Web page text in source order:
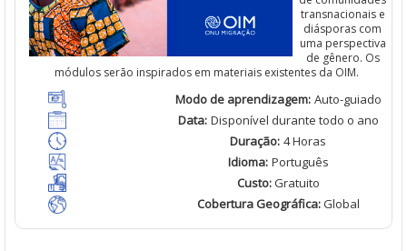
transnacionaise
diásporas com
uma perspectiva
de gênero. Os
módulos serão inspirados em materiais existentes da OIM.
Modo de aprendizagem: Auto-guiado
Data: Disponível durante todo o ano
Duração: 4 Horas
Idioma: Português
Custo:Gratuito
Cobertura Geográfica:Global